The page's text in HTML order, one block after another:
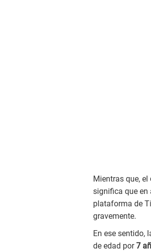
Mientras que, el
significa que en
plataforma de
gravemente.
En ese sentido,
de edad por7